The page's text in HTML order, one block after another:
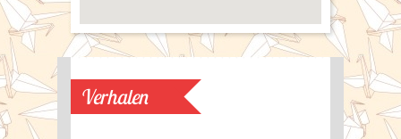
Fotos »
Singapore 2015
Map
Verhalen